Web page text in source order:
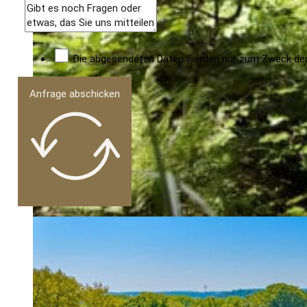
Die abgesendeten Daten werden nur zum Zweck
Anfrage abschicken